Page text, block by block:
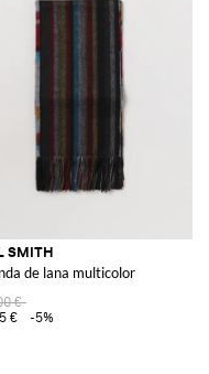
SMITH
de lana multicolor
€
€
-5%